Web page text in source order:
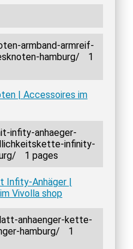
armband-armreif-
hamburg/
1
| Accessoires im
infity-anhaeger-
infinity-
1 pages
Infity-Anhäger |
Vivolla shop
anhaenger-kette-
hamburg/
1